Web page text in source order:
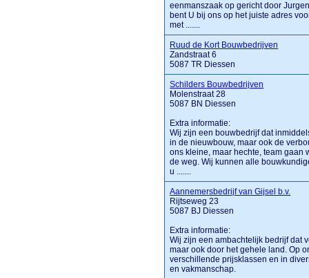
eenmanszaak op gericht door
bent U bij ons op het juiste adres
met .......
Ruud de Kort Bouwbedrijven
Zandstraat 6
5087 TR Diessen
Schilders Bouwbedrijven
Molenstraat 28
5087 BN Diessen
Extra informatie:
Wij zijn een bouwbedrijf dat
in de nieuwbouw, maar ook de
ons kleine, maar hechte, team
de weg. Wij kunnen alle
u .......
Aannemersbedrijf van Gijsel b.v.
Rijtseweg 23
5087 BJ Diessen
Extra informatie:
Wij zijn een ambachtelijk bedrijf dat
maar ook door het gehele land. Op
verschillende prijsklassen en in
en vakmanschap.